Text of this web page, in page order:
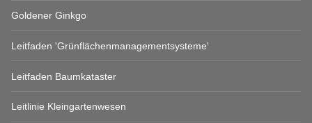
Goldener Ginkgo
Leitfaden 'Grünflächenmanagementsysteme'
Leitfaden Baumkataster
Leitlinie Kleingartenwesen